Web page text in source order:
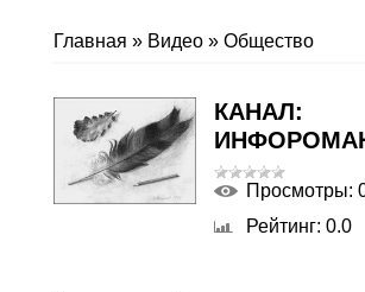
Главная » Видео» Общество
КАНАЛ:
Просмотры:
Рейтинг: 0.0